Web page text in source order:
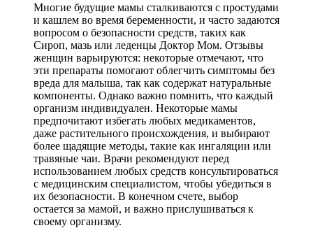
Многие будущие мамы сталкиваются с простудами
и кашлем во время беременности, и часто задаются
вопросом о безопасности средств, таких как
Сироп, мазь или леденцы Доктор Мом. Отзывы
женщин варьируются: некоторые отмечают, что
эти препараты помогают облегчить симптомы без
вреда для малыша, так как содержат натуральные
компоненты. Однако важно помнить, что каждый
организм индивидуален. Некоторые мамы
предпочитают избегать любых медикаментов,
даже растительного происхождения, и выбирают
более щадящие методы, такие как ингаляции или
травяные чаи. Врачи рекомендуют перед
использованием любых средств консультироваться
с медицинским специалистом, чтобы убедиться в
их безопасности. В конечном счете, выбор
остается за мамой, и важно прислушиваться к
своему организму.